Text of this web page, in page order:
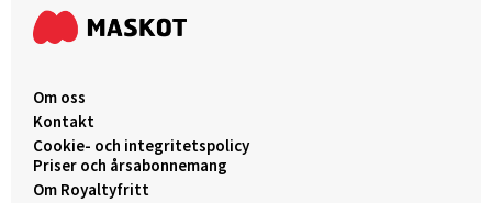
Om oss
Kontakt
Cookie- och integritetspolicy
Priser och årsabonnemang
Om Royaltyfritt